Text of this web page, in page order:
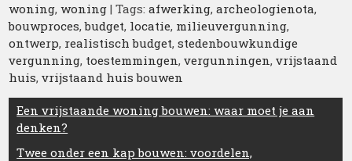
woning,woning | Tags:afwerking,archeologienota,
bouwproces,budget, locatie, milieuvergunning,
ontwerp, realistisch budget,stedenbouwkundige
vergunning, toestemmingen,vergunningen,vrijstaand
huis,vrijstaand huis bouwen
Berichtnavigatie
Een vrijstaande woning bouwen: waar moet je aan
denken?
Twee onder een kap bouwen: voordelen,